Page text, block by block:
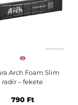
Arch Foam Slim
radír – fekete
790 Ft